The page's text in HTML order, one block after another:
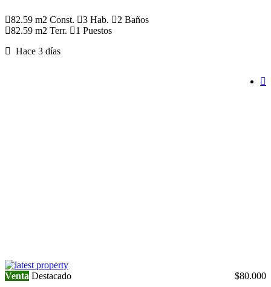
82.59 m2 Const. 3 Hab.
2 Baños
82.59 m2 Terr.
1 Puestos
Hace 3 días
$80.000
Venta Destacado